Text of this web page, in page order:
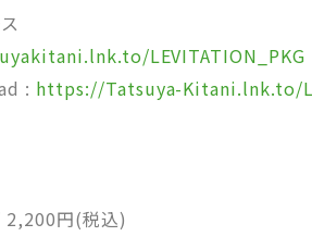
LEVITATION_PKG
: https://Tatsuya-Kitani.lnk.to/
円(税込)